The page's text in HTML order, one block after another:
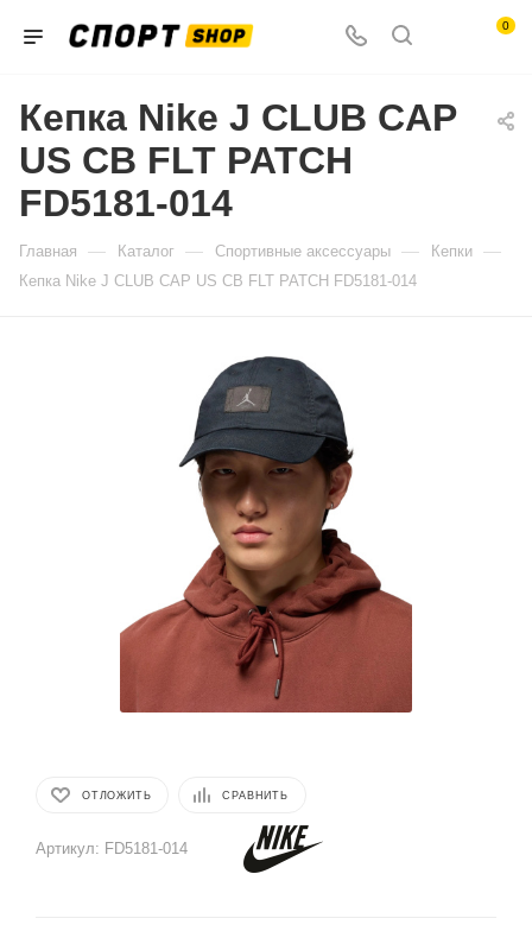
0
Кепка Nike J CLUB CAP
US CB FLT PATCH
FD5181-014
Главная — Каталог — Спортивные аксессуары — Кепки —
Кепка Nike J CLUB CAP US CB FLT PATCH FD5181-014
ОТЛОЖИТЬ СРАВНИТЬ
Артикул: FD5181-014